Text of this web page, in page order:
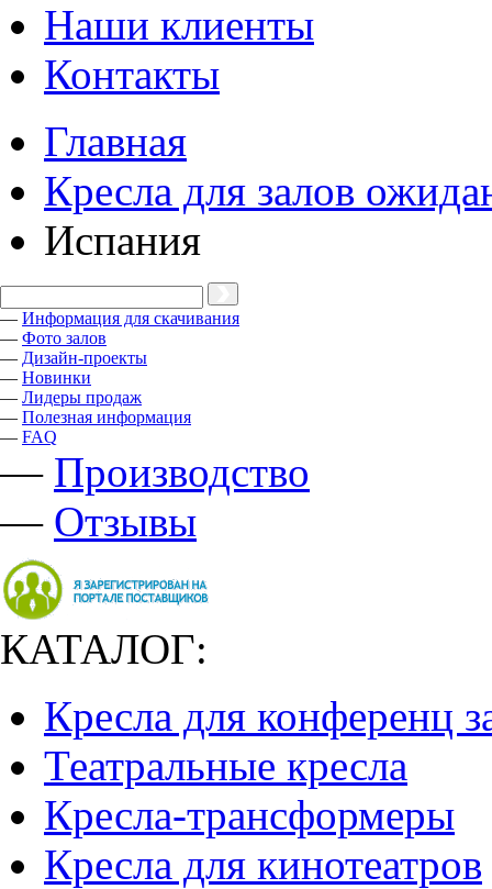
Наши клиенты
Контакты
Главная
Кресла для залов
Испания
— Информация для скачивания
— Фото залов
— Дизайн-проекты
— Новинки
— Лидеры продаж
— Полезная информация
— FAQ
— Производство
— Отзывы
КАТАЛОГ:
Кресла для конференц
Театральные кресла
Кресла-трансформеры
Кресла для кинотеатров